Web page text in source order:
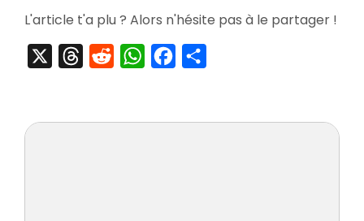
L'article t'a plu ? Alors n'hésite pas à le partager !
ThreadsRedditWhatsAppFacebook